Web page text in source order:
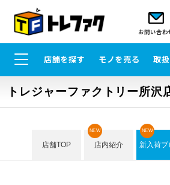
お問い合わ
店舗を探す モノを売る 取
トレジャーファクトリー所沢
店舗TOP 店内紹介
NEW
新入荷ブ
NEW